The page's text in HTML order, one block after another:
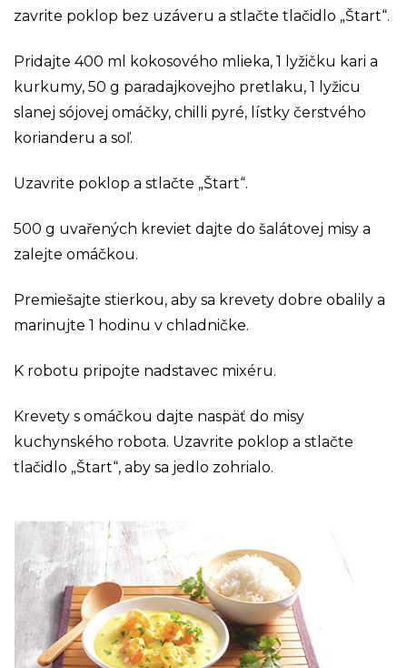
zavrite poklop bez uzáveru a stlačte tlačidlo „Štart“.
Pridajte 400 ml kokosového mlieka, 1 lyžičku kari a
kurkumy, 50 g paradajkovejho pretlaku, 1 lyžicu
slanej sójovej omáčky, chilli pyré, lístky čerstvého
korianderu a soľ.
Uzavrite poklop a stlačte „Štart“.
500 g uvařených kreviet dajte do šalátovej misy a
zalejte omáčkou.
Premiešajte stierkou, aby sa krevety dobre obalily a
marinujte 1 hodinu v chladničke.
K robotu pripojte nadstavec mixéru.
Krevety s omáčkou dajte naspäť do misy
kuchynského robota. Uzavrite poklop a stlačte
tlačidlo „Štart“, aby sa jedlo zohrialo.